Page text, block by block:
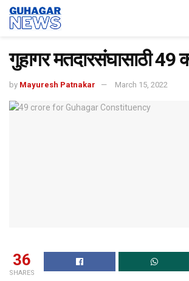
गुहागर मतदारसंघासाठी 49
by Mayuresh Patnakar March 15, 2022
36
SHARES